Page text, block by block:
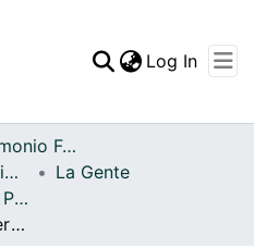
Statistics
Log In
Archivo del Patrimonio Fotográfico y Fílmico del Valle del Cauca
Fondo Archivo del Patrimonio Fotográfico y Fílmico del Valle del Cauca
La Gente
APFFVC - Personajes - Patrimonial
El capitán Pedro heriberto Quintero y una agente de los bomberos